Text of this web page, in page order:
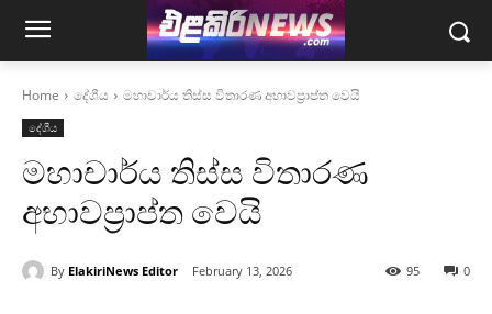
Home දේශීය මහාචාර්ය තිස්ස විතාරණ අභාවප්‍රාප්ත වෙයි
දේශීය
මහාචාර්ය තිස්ස විතාරණ
අභාවප්‍රාප්ත වෙයි
By ElakiriNews Editor February 13, 2026 0
95